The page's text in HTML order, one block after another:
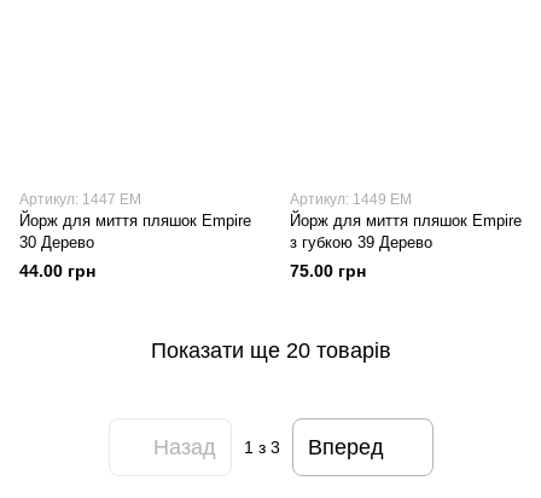
Артикул: 1447 EM
Йорж для миття пляшок Empire
30 Дерево
44.00 грн
Артикул: 1449 EM
Йорж для миття пляшок Empire
з губкою 39 Дерево
75.00 грн
Показати ще 20 товарів
Назад 1 з 3 Вперед